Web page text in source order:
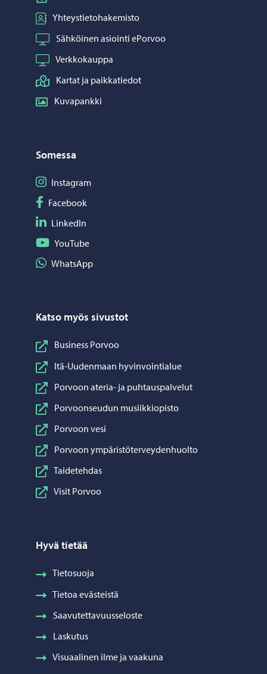
Yhteystietohakemisto
Sähköinen asiointi ePorvoo
Verkkokauppa
Kartat ja paikkatiedot
Kuvapankki
Somessa
Seuraa Instagram
Instagram
Seuraa Facebook
Facebook
Seuraa LinkedIn
LinkedIn
Seuraa YouTube
YouTube
Jaa WhatsApp
WhatsApp
Katso myös sivustot
Business Porvoo
Itä-Uudenmaan hyvinvointialue
Porvoon ateria- ja puhtauspalvelut
Porvoonseudun musiikkiopisto
Porvoon vesi
Porvoon ympäristöterveydenhuolto
Taidetehdas
Visit Porvoo
Hyvä tietää
Tietosuoja
Tietoa evästeistä
Saavutettavuusseloste
Laskutus
Visuaalinen ilme ja vaakuna